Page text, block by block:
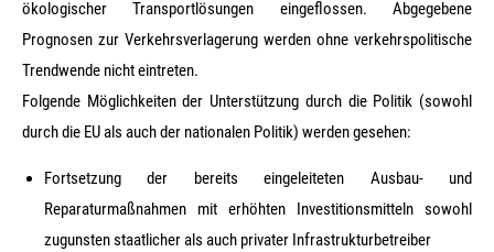
ökologischer Transportlösungen eingeflossen. Abgegebene
Prognosen zur Verkehrsverlagerung werden ohne verkehrspolitische
Trendwende nicht eintreten.
Folgende Möglichkeiten der Unterstützung durch die Politik (sowohl
durch die EU als auch der nationalen Politik) werden gesehen:
Fortsetzung der bereits eingeleiteten Ausbau- und
Reparaturmaßnahmen mit erhöhten Investitionsmitteln sowohl
zugunsten staatlicher als auch privater Infrastrukturbetreiber